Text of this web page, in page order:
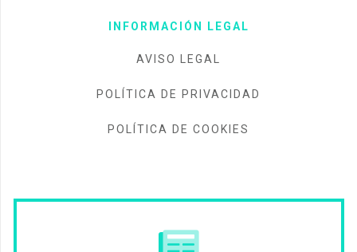
INFORMACIÓN LEGAL
AVISO LEGAL
POLÍTICA DE PRIVACIDAD
POLÍTICA DE COOKIES